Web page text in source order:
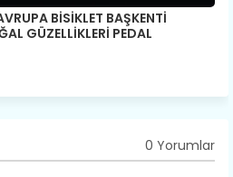
BİSİKLET BAŞKENTİ
GÜZELLİKLERİ PEDAL
0 Yorumlar